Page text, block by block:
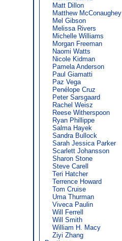
Matt Dillon
Matthew McConaughey
Mel Gibson
Melissa Rivers
Michelle Williams
Morgan Freeman
Naomi Watts
Nicole Kidman
Pamela Anderson
Paul Giamatti
Paz Vega
Penélope Cruz
Peter Sarsgaard
Rachel Weisz
Reese Witherspoon
Ryan Phillippe
Salma Hayek
Sandra Bullock
Sarah Jessica Parker
Scarlett Johansson
Sharon Stone
Steve Carell
Teri Hatcher
Terrence Howard
Tom Cruise
Uma Thurman
Viveca Paulin
Will Ferrell
Will Smith
William H. Macy
Ziyi Zhang